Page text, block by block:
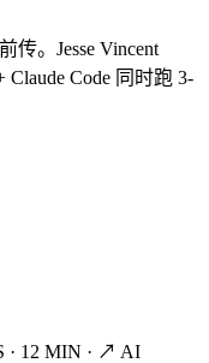
传。Jesse Vincent
Claude Code 同时跑 3-
· 12 MIN · ↗ AI